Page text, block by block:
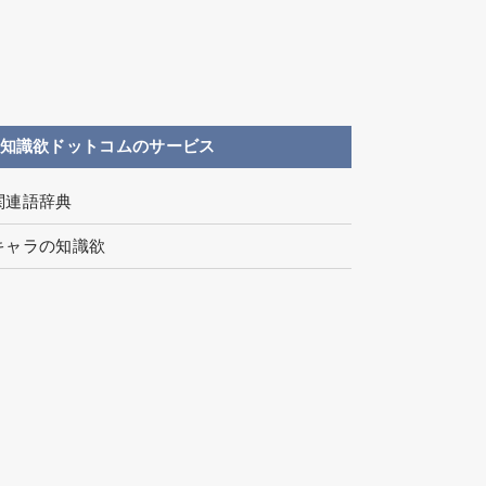
知識欲ドットコムのサービス
連語辞典
ャラの知識欲